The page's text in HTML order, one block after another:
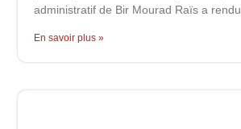
administratif de Bir Mourad Raïs a rendu
En savoir plus »